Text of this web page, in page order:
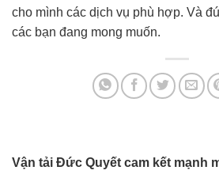
cho mình các dịch vụ phù hợp. Và
các bạn đang mong muốn.
Vận tải Đức Quyết cam kết mạnh